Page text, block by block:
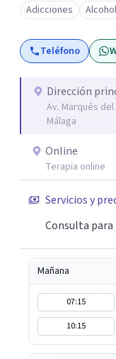
Adicciones
Teléfono
Dirección
Av. Marqués
Málaga
Online
Terapia online
Servicios y
Consulta
Mañana
07:15
10:15